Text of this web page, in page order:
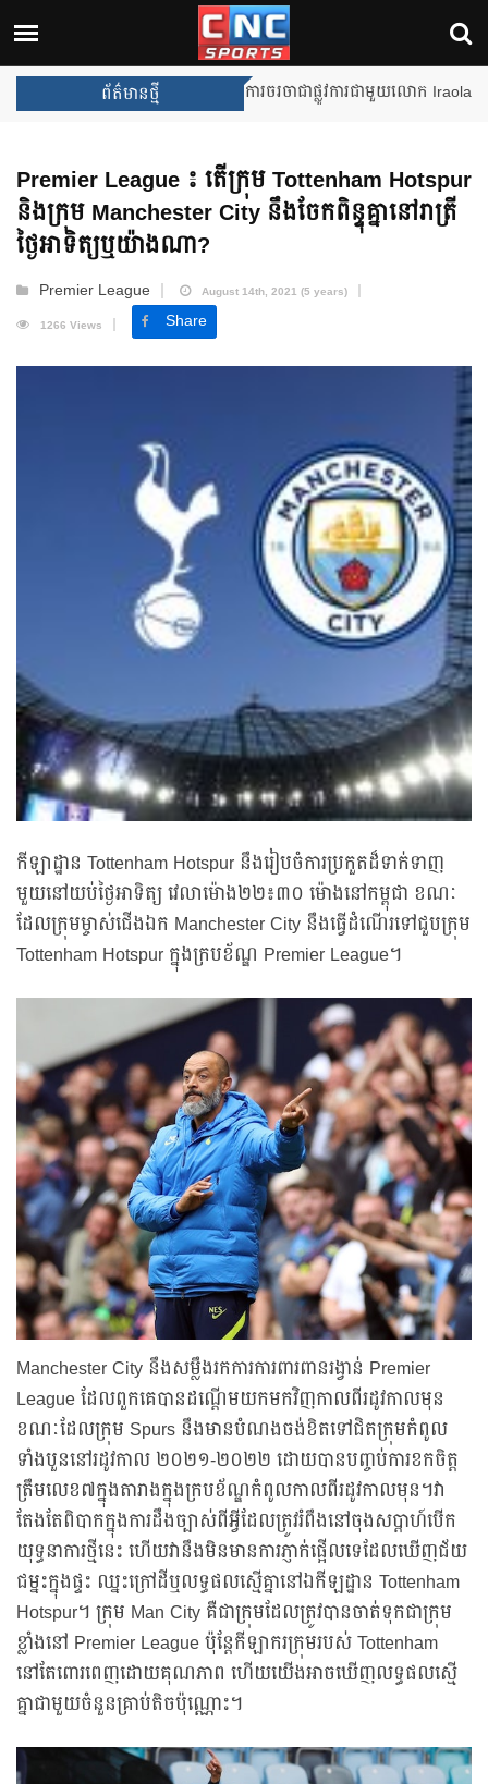
ព័ត៌មានថ្មី Unai Emery សន្យាថានឹងឈ្នះពាន
Premier League ៖ តើក្រុម Tottenham Hotspur
និងក្រុម Manchester City នឹងចែកពិន្ទុគ្នានៅរាត្រី
ថ្ងៃអាទិត្យឬយ៉ាងណា?
Premier League
August 14th, 2021 (5 years)
1266 Views
Share
កីឡាដ្ឋាន Tottenham Hotspur នឹងរៀបចំការប្រកួតដ៏ទាក់ទាញ
មួយនៅយប់ថ្ងៃអាទិត្យ វេលាម៉ោង២២៖៣០ ម៉ោងនៅកម្ពុជា ខណៈ
ដែលក្រុមម្ចាស់ជើងឯក Manchester City នឹងធ្វើដំណើរទៅជួបក្រុម
Tottenham Hotspur ក្នុងក្របខ័ណ្ឌ Premier League។
Manchester City នឹងសម្លឹងរកការការពារពានរង្វាន់ Premier
League ដែលពួកគេបានដណ្តើមយកមកវិញកាលពីរដូវកាលមុន
ខណៈដែលក្រុម Spurs នឹងមានបំណងចង់ខិតទៅជិតក្រុមកំពូល
ទាំងបួននៅរដូវកាល ២០២១-២០២២ ដោយបានបញ្ចប់ការខកចិត្ត
ត្រឹមលេខ៧ក្នុងតារាងក្នុងក្របខ័ណ្ឌកំពូលកាលពីរដូវកាលមុន។វា
តែងតែពិបាកក្នុងការដឹងច្បាស់ពីអ្វីដែលត្រូវរំពឹងនៅចុងសប្តាហ៍បើក
យុទ្ធនាការថ្មីនេះ ហើយវានឹងមិនមានការភ្ញាក់ផ្អើលទេដែលឃើញជ័យ
ជម្នះក្នុងផ្ទះ ឈ្នះក្រៅដីឬលទ្ធផលស្មើគ្នានៅឯកីឡដ្ឋាន Tottenham
Hotspur។ ក្រុម Man City គឺជាក្រុមដែលត្រូវបានចាត់ទុកជាក្រុម
ខ្លាំងនៅ Premier League ប៉ុន្តែកីឡាករក្រុមរបស់ Tottenham
នៅតែពោរពេញដោយគុណភាព ហើយយើងអាចឃើញលទ្ធផលស្មើ
គ្នាជាមួយចំនួនគ្រាប់តិចប៉ុណ្ណោះ។